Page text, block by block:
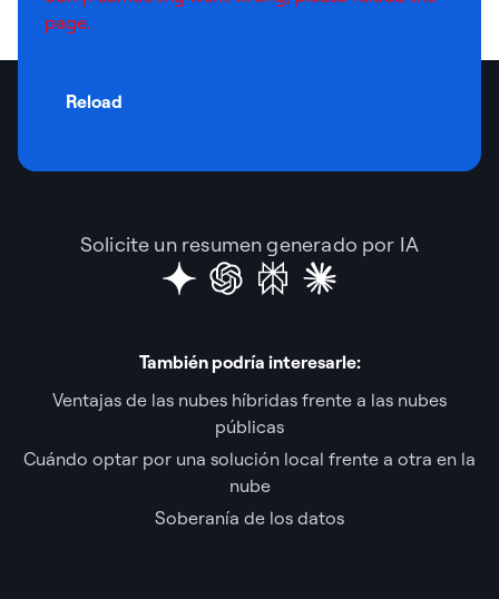
page.
Reload
Solicite un resumen generado por IA
También podría interesarle:
Ventajas de las nubes híbridas frente a las nubes
públicas
Cuándo optar por una solución local frente a otra en la
nube
Soberanía de los datos